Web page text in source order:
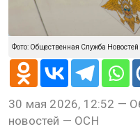
Фото: Общественная Служба Новостей
30 мая 2026, 12:52 —
новостей — ОСН